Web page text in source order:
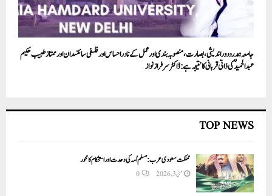
جامعہ ہمدرد دور اندیشی، بصارت، منصوبہ بندی اور عمل کے نادر احساس اور فلسفی سائنسدان اور ممتاز طبیب حکیم
عبدالحمید ؒکی ذاتی قربانی کا نتیجہ ہے: ڈاکٹر سرفراز نواز
TOP NEWS
مملکت سعودی عرب: مسلم اُمہ کی وحدت اور استحکام کا محور
مئی 3, 2026 0